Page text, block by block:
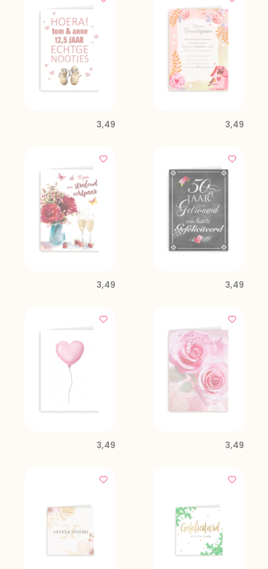
3,49 3,49
3,49 3,49
3,49 3,49